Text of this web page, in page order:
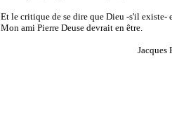
Et le critique de se dire que Dieu -s'il existe-
Mon ami Pierre Deuse devrait en être.
Jacques